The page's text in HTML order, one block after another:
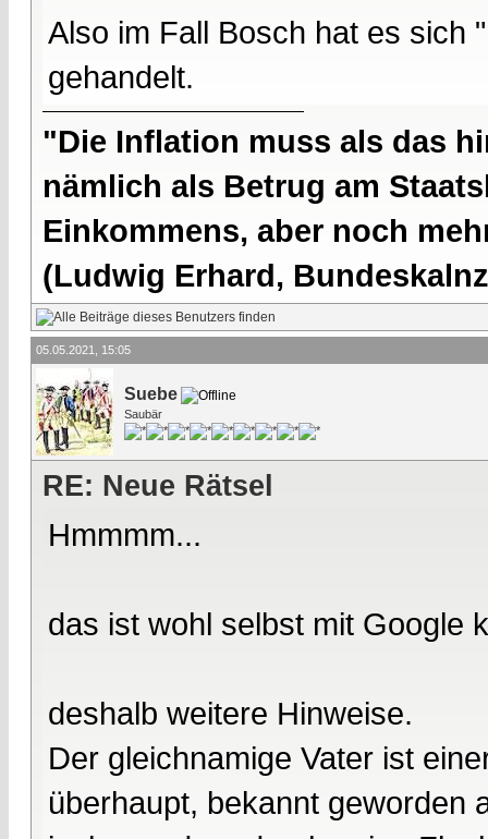
Also im Fall Bosch hat es sich
gehandelt.
"Die Inflation muss als das
nämlich als Betrug am
Einkommens, aber noch
(Ludwig Erhard,
05.05.2021, 15:05
Suebe
Saubär
RE: Neue Rätsel
Hmmmm...
das ist wohl selbst mit Google
deshalb weitere Hinweise.
Der gleichnamige Vater ist
überhaupt, bekannt geworden